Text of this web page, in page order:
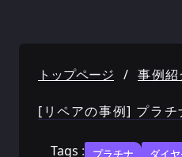
トップページ / 事例紹
[リペアの事例] プラチ
Tags : プラチナ
ダイ